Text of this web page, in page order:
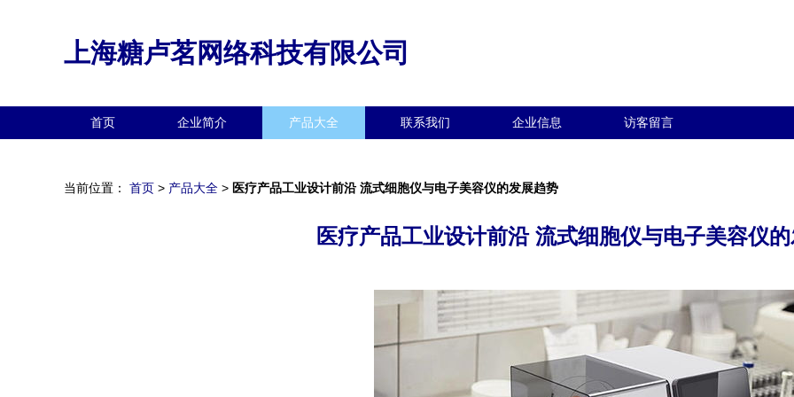
上海糖卢茗网络科技有限公司
首页 企业简介 产品大全 联系我们 企业信息 访客留言
当前位置： 首页 > 产品大全 > 医疗产品工业设计前沿 流式细胞仪与电子美容仪的发展趋势
医疗产品工业设计前沿 流式细胞仪与电子美容仪